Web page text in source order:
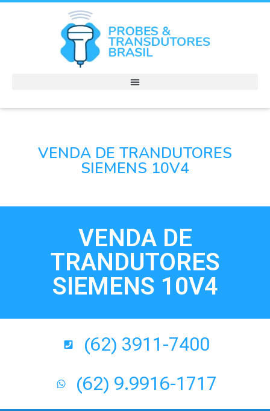
VENDA DE TRANDUTORES
SIEMENS 10V4
VENDA DE
TRANDUTORES
SIEMENS 10V4
(62) 3911-7400
(62) 9.9916-1717